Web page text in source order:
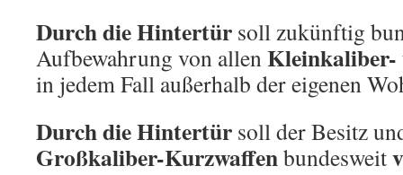
Durch die Hintertür soll zukünftig
Aufbewahrung von allen
in jedem Fall außerhalb der eigenen
Durch die Hintertür soll der Besitz
Großkaliber-Kurzwaffenbundesweit